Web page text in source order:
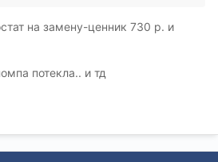
на замену-ценник 730 р. и
потекла.. и тд